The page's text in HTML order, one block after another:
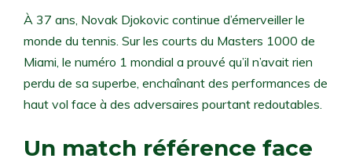
À 37 ans, Novak Djokovic continue d’émerveiller le
monde du tennis. Sur les courts du Masters 1000 de
Miami, le numéro 1 mondial a prouvé qu’il n’avait rien
perdu de sa superbe, enchaînant des performances de
haut vol face à des adversaires pourtant redoutables.
Un match référence face